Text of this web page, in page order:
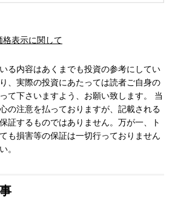
格表示に関して
る内容はあくまでも投資の参考にしてい
、実際の投資にあたっては読者ご自身の
て下さいますよう、お願い致します。 当
の注意を払っておりますが、記載される
証するものではありません。万が一、ト
も損害等の保証は一切行っておりません
。